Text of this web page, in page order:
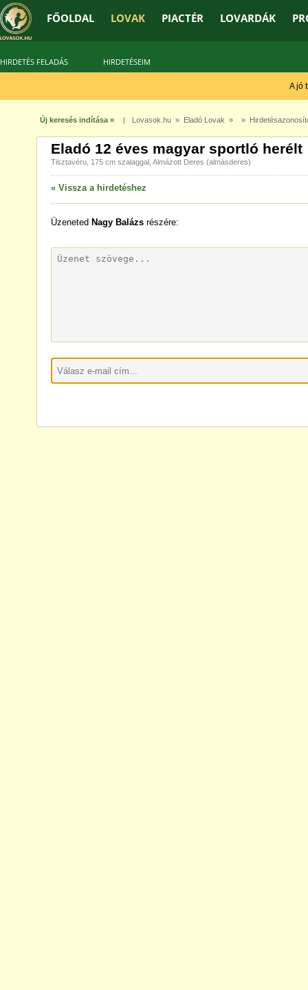
FŐOLDAL LOVAK PIACTÉR LOVARDÁK
HIRDETÉS FELADÁS HIRDETÉSEIM
A jó
Új keresés indítása » | Lovasok.hu» Eladó Lovak » »
Eladó 12 éves magyar sportló herélt
Tisztavéru, 175 cm szalaggal, Almázott Deres (almásderes)
« Vissza a hirdetéshez
Üzeneted Nagy Balázsrészére: